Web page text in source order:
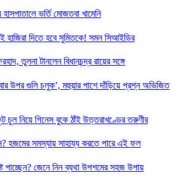
ভর্তি মোজতবা খামেনি
হাজিরা দিতে হবে সুমিতকে! সমন সিআইডির
তুলনা টানলেন বিধানচন্দ্র রায়ের সঙ্গে
উপর গুলি চলুক’, মহুয়ার পাশে দাঁড়িয়ে প্রশ্ন অভিজিত
চুল নিয়ে গিনেস বুকে ঠাঁই উত্তরাখণ্ডের তরুণীর
হজমের সমস্যায় সাহায্য করতে পারে এই ফল
পাচ্ছেন? জেনে নিন ব্যথা উপশমের সহজ উপায়